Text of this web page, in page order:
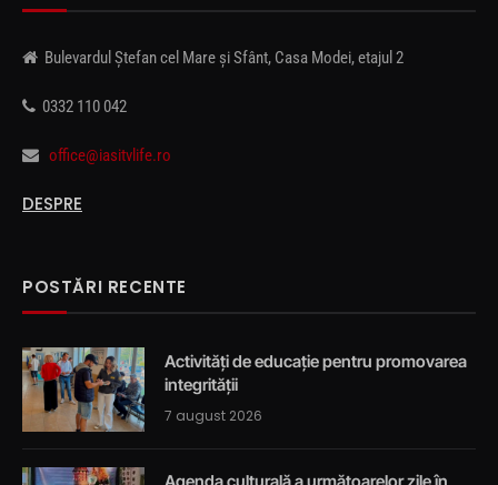
Bulevardul Ștefan cel Mare și Sfânt, Casa Modei, etajul 2
0332 110 042
office@iasitvlife.ro
DESPRE
POSTĂRI RECENTE
Activități de educație pentru promovarea
integrității
7 august 2026